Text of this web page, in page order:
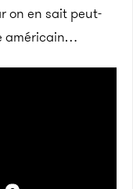
on en sait peut-
américain…